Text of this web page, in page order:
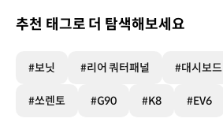
추천 태그로 더 탐색해보세요
#보닛 #리어 쿼터패널 #대시보드
#쏘렌토 #G90 #K8 #EV6